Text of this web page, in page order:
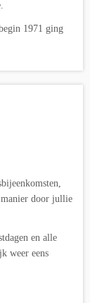
1971 ging
door jullie
en alle
weer eens